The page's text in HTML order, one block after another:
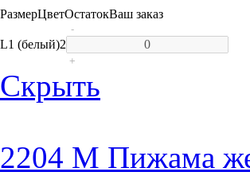
РазмерЦветОстатокВаш заказ
L1 (белый)2
-
+
Скрыть
2204 M Пижама